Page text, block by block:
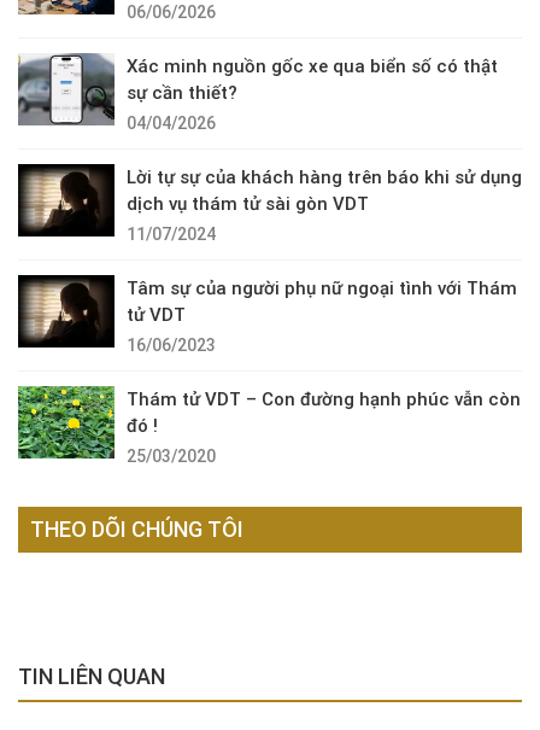
06/06/2026
Xác minh nguồn gốc xe qua biển số có thật
sự cần thiết?
04/04/2026
Lời tự sự của khách hàng trên báo khi sử dụng
dịch vụ thám tử sài gòn VDT
11/07/2024
Tâm sự của người phụ nữ ngoại tình với Thám
tử VDT
16/06/2023
Thám tử VDT – Con đường hạnh phúc vẫn còn
đó !
25/03/2020
THEO DÕI CHÚNG TÔI
TIN LIÊN QUAN